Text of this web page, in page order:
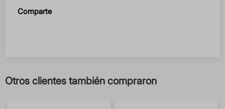
Comparte
Otros clientes también compraron